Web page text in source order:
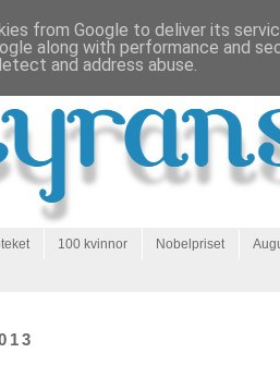
100 kvinnor Nobelpriset
from Google to deliver its
along with performance and
and address abuse.